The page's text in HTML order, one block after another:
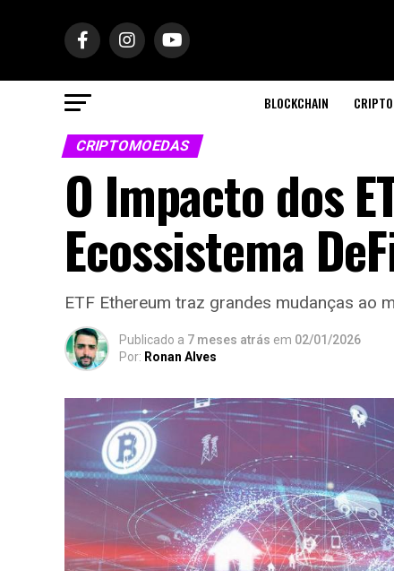
BLOCKCHAIN
CRIPTOMOEDAS
O Impacto dos
Ecossistema
ETF Ethereum traz grandes mudanças ao
Publicado a 7 meses atrás em 02/01/2026
Por: Ronan Alves